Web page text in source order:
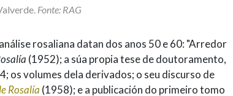
Fonte: RAG
rosaliana datan dos anos 50 e 60: "Arredor
(1952); a súa propia tese de doutoramento,
os volumes dela derivados; o seu discurso de
Rosalía (1958); e a publicación do primeiro tomo